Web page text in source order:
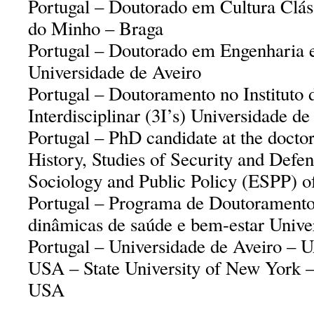
Portugal – Doutorado em Cultura
do Minho – Braga
Portugal – Doutorado em Engenharia
Universidade de Aveiro
Portugal – Doutoramento no Instituto
Interdisciplinar (3I’s) Universidade
Portugal – PhD candidate at the
History, Studies of Security and
Sociology and Public Policy (ESPP)
Portugal – Programa de
dinâmicas de saúde e bem-estar
Portugal – Universidade de Aveiro –
USA – State University of New York
USA